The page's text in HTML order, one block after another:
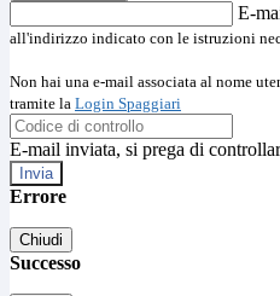
E-
all'indirizzo indicato con le istruzioni
Non hai una e-mail associata al nome
tramite la Login Spaggiari
E-mail inviata, si prega di
Errore
Chiudi
Successo